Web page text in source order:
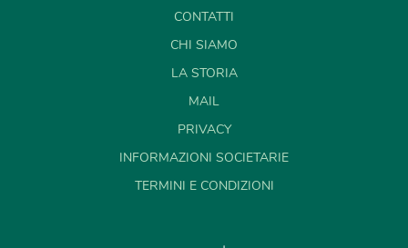
CONTATTI
CHI SIAMO
LA STORIA
MAIL
PRIVACY
INFORMAZIONI SOCIETARIE
TERMINI E CONDIZIONI